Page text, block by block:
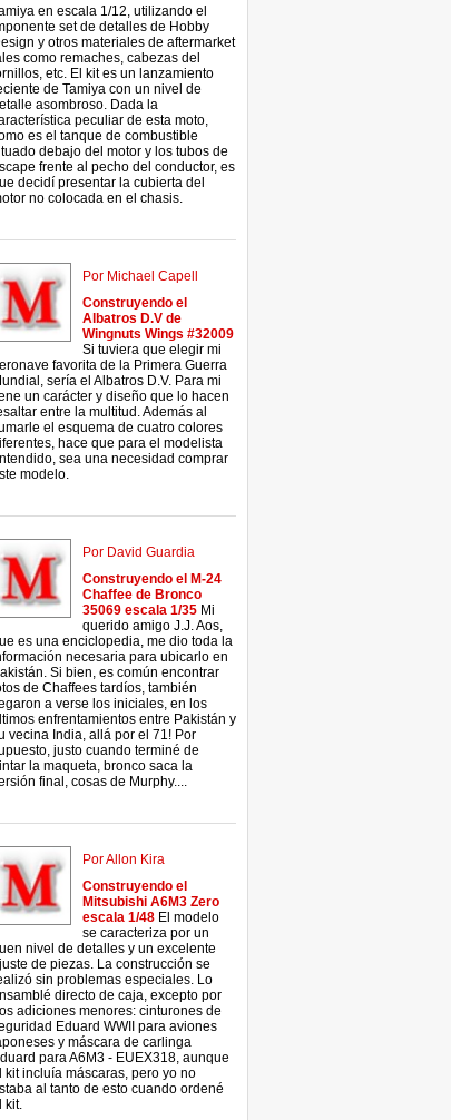
en escala 1/12, utilizando el
set de detalles de Hobby
y otros materiales de aftermarket
como remaches, cabezas del
etc. El kit es un lanzamiento
de Tamiya con un nivel de
asombroso. Dada la
peculiar de esta moto,
es el tanque de combustible
debajo del motor y los tubos de
frente al pecho del conductor, es
decidí presentar la cubierta del
no colocada en el chasis.
Por Michael Capell
Construyendo el
Albatros D.V de
Wingnuts Wings #32009
Si tuviera que elegir mi
favorita de la Primera Guerra
sería el Albatros D.V. Para mi
un carácter y diseño que lo hacen
entre la multitud. Además al
el esquema de cuatro colores
hace que para el modelista
sea una necesidad comprar
modelo.
Por David Guardia
Construyendo el M-24
Chaffee de Bronco
35069 escala 1/35 Mi
querido amigo J.J. Aos,
es una enciclopedia, me dio toda la
necesaria para ubicarlo en
Si bien, es común encontrar
de Chaffees tardíos, también
a verse los iniciales, en los
enfrentamientos entre Pakistán y
vecina India, allá por el 71! Por
justo cuando terminé de
la maqueta, bronco saca la
final, cosas de Murphy....
Por Allon Kira
Construyendo el
Mitsubishi A6M3 Zero
escala 1/48 El modelo
se caracteriza por un
nivel de detalles y un excelente
de piezas. La construcción se
sin problemas especiales. Lo
directo de caja, excepto por
adiciones menores: cinturones de
Eduard WWII para aviones
y máscara de carlinga
para A6M3 - EUEX318, aunque
kit incluía máscaras, pero yo no
al tanto de esto cuando ordené
kit.